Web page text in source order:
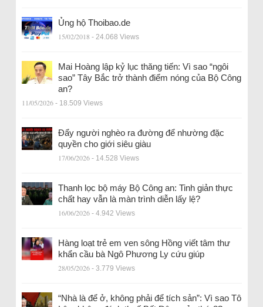
Ủng hộ Thoibao.de
15/02/2018 - 24.068 Views
Mai Hoàng lập kỷ lục thăng tiến: Vì sao “ngôi
sao” Tây Bắc trở thành điểm nóng của Bộ Công
an?
11/05/2026 - 18.509 Views
Đẩy người nghèo ra đường để nhường đặc
quyền cho giới siêu giàu
17/06/2026 - 14.528 Views
Thanh lọc bộ máy Bộ Công an: Tinh giản thực
chất hay vẫn là màn trình diễn lấy lệ?
16/06/2026 - 4.942 Views
Hàng loạt trẻ em ven sông Hồng viết tâm thư
khẩn cầu bà Ngô Phương Ly cứu giúp
28/05/2026 - 3.779 Views
“Nhà là để ở, không phải để tích sản”: Vì sao Tô